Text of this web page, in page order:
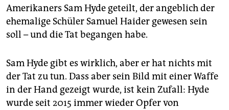
Amerikaners Sam Hyde geteilt, der angeblich der
ehemalige Schüler Samuel Haider gewesen sein
soll – und die Tat begangen habe.
Sam Hyde gibt es wirklich, aber er hat nichts mit
der Tat zu tun. Dass aber sein Bild mit einer Waffe
in der Hand gezeigt wurde, ist kein Zufall: Hyde
wurde seit 2015 immer wieder Opfer von